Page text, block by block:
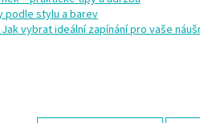
podle stylu a barev
vybrat ideální zapínání pro vaše